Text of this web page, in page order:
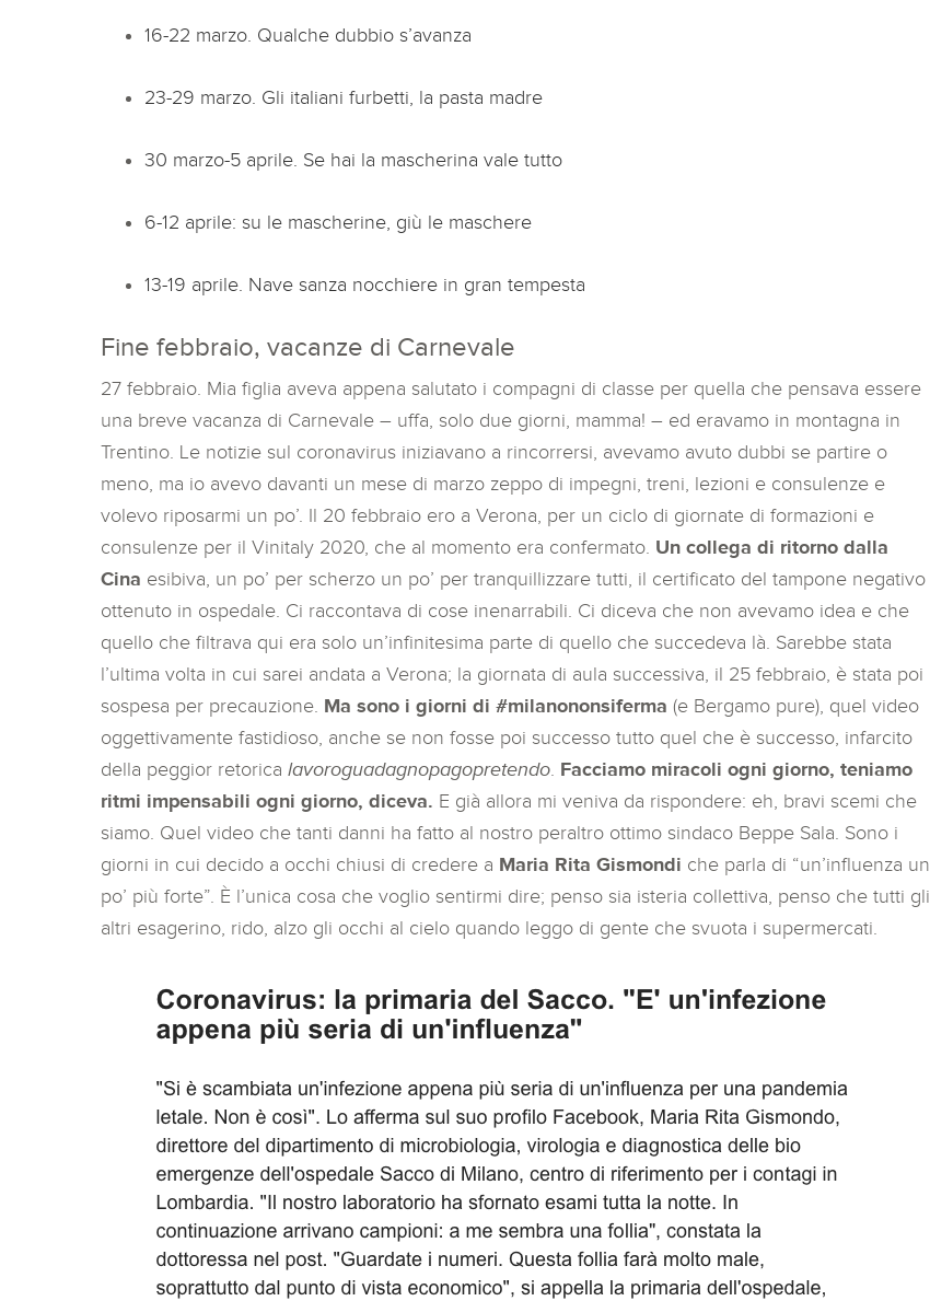
16-22 marzo. Qualche dubbio s’avanza
23-29 marzo. Gli italiani furbetti, la pasta madre
30 marzo-5 aprile. Se hai la mascherina vale tutto
6-12 aprile: su le mascherine, giù le maschere
13-19 aprile. Nave sanza nocchiere in gran tempesta
Fine febbraio, vacanze di Carnevale
27 febbraio. Mia figlia aveva appena salutato i compagni di classe per quella che pensava essere
una breve vacanza di Carnevale – uffa, solo due giorni, mamma! – ed eravamo in montagna in
Trentino. Le notizie sul coronavirus iniziavano a rincorrersi, avevamo avuto dubbi se partire o
meno, ma io avevo davanti un mese di marzo zeppo di impegni, treni, lezioni e consulenze e
volevo riposarmi un po’. Il 20 febbraio ero a Verona, per un ciclo di giornate di formazioni e
consulenze per il Vinitaly 2020, che al momento era confermato. Un collega di ritorno dalla
Cina esibiva, un po’ per scherzo un po’ per tranquillizzare tutti, il certificato del tampone negativo
ottenuto in ospedale. Ci raccontava di cose inenarrabili. Ci diceva che non avevamo idea e che
quello che filtrava qui era solo un’infinitesima parte di quello che succedeva là. Sarebbe stata
l’ultima volta in cui sarei andata a Verona; la giornata di aula successiva, il 25 febbraio, è stata poi
sospesa per precauzione. Ma sono i giorni di #milanononsiferma (e Bergamo pure), quel video
oggettivamente fastidioso, anche se non fosse poi successo tutto quel che è successo, infarcito
della peggior retorica lavoroguadagnopagopretendo. Facciamo miracoli ogni giorno, teniamo
ritmi impensabili ogni giorno, diceva. E già allora mi veniva da rispondere: eh, bravi scemi che
siamo. Quel video che tanti danni ha fatto al nostro peraltro ottimo sindaco Beppe Sala. Sono i
giorni in cui decido a occhi chiusi di credere a Maria Rita Gismondi che parla di “un’influenza un
po’ più forte”. È l’unica cosa che voglio sentirmi dire; penso sia isteria collettiva, penso che tutti gli
altri esagerino, rido, alzo gli occhi al cielo quando leggo di gente che svuota i supermercati.